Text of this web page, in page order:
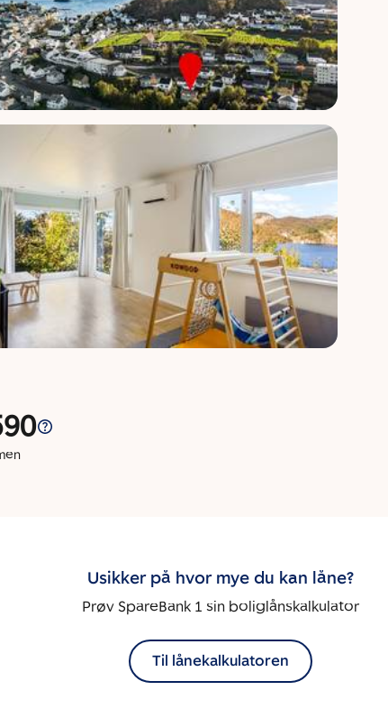
Usikker på hvor mye du kan låne?
Prøv SpareBank 1 sin boliglånskalkulator
Til lånekalkulatoren